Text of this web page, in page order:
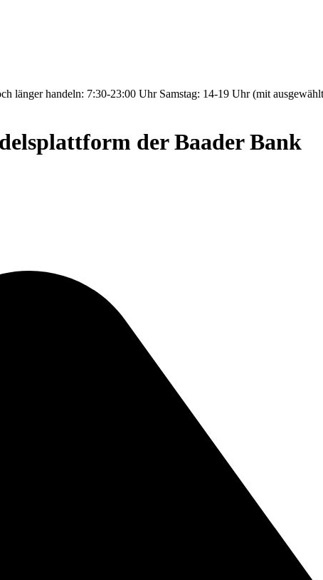
länger handeln: 7:30-23:00 Uhr Samstag: 14-19 Uhr (mit
der Baader Bank